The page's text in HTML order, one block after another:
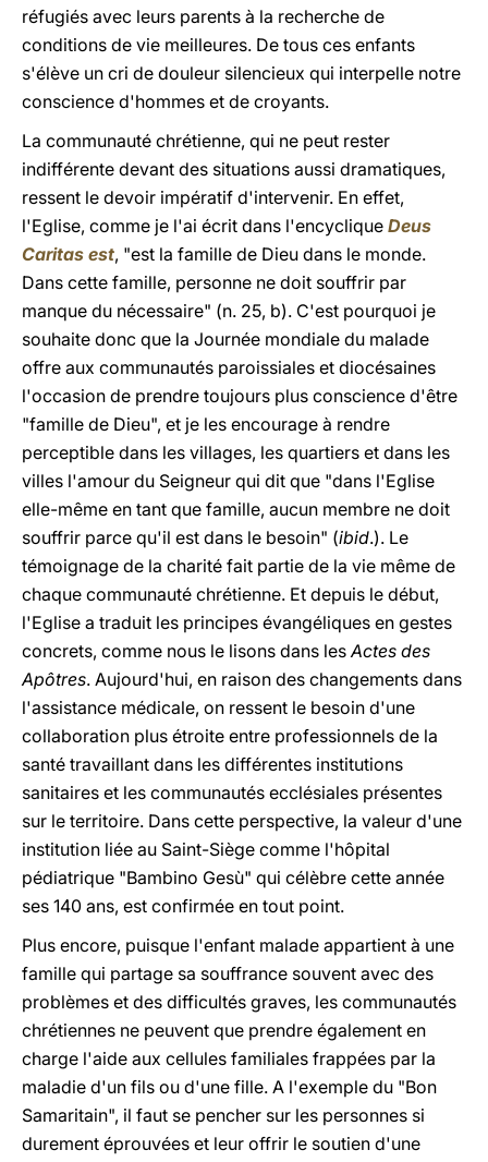
réfugiés avec leurs parents à la recherche de
conditions de vie meilleures. De tous ces enfants
s'élève un cri de douleur silencieux qui interpelle notre
conscience d'hommes et de croyants.
La communauté chrétienne, qui ne peut rester
indifférente devant des situations aussi dramatiques,
ressent le devoir impératif d'intervenir. En effet,
l'Eglise, comme je l'ai écrit dans l'encyclique Deus
Caritas est, "est la famille de Dieu dans le monde.
Dans cette famille, personne ne doit souffrir par
manque du nécessaire" (n. 25, b). C'est pourquoi je
souhaite donc que la Journée mondiale du malade
offre aux communautés paroissiales et diocésaines
l'occasion de prendre toujours plus conscience d'être
"famille de Dieu", et je les encourage à rendre
perceptible dans les villages, les quartiers et dans les
villes l'amour du Seigneur qui dit que "dans l'Eglise
elle-même en tant que famille, aucun membre ne doit
souffrir parce qu'il est dans le besoin" (ibid.). Le
témoignage de la charité fait partie de la vie même de
chaque communauté chrétienne. Et depuis le début,
l'Eglise a traduit les principes évangéliques en gestes
concrets, comme nous le lisons dans lesActes des
Apôtres. Aujourd'hui, en raison des changements dans
l'assistance médicale, on ressent le besoin d'une
collaboration plus étroite entre professionnels de la
santé travaillant dans les différentes institutions
sanitaires et les communautés ecclésiales présentes
sur le territoire. Dans cette perspective, la valeur d'une
institution liée au Saint-Siège comme l'hôpital
pédiatrique "Bambino Gesù" qui célèbre cette année
ses 140 ans, est confirmée en tout point.
Plus encore, puisque l'enfant malade appartient à une
famille qui partage sa souffrance souvent avec des
problèmes et des difficultés graves, les communautés
chrétiennes ne peuvent que prendre également en
charge l'aide aux cellules familiales frappées par la
maladie d'un fils ou d'une fille. A l'exemple du "Bon
Samaritain", il faut se pencher sur les personnes si
durement éprouvées et leur offrir le soutien d'une